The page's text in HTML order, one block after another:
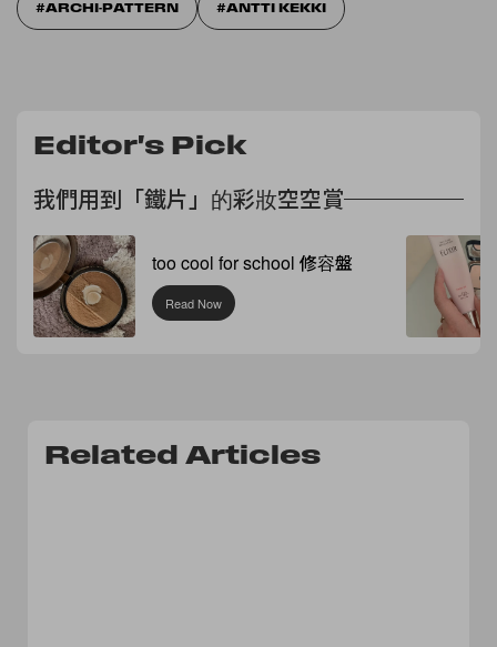
ARCHI-PATTERN ANTTI KEKKI
Editor's Pick
我們用到「鐵片」的彩妝空空賞
too cool for school 修容盤
Read Now
Related Articles